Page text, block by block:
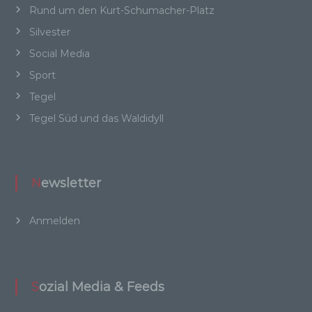
Rund um den Kurt-Schumacher-Platz
Silvester
Social Media
Sport
Tegel
Tegel Süd und das Waldidyll
Newsletter
Anmelden
Sozial Media & Feeds
besonderen Merkmalen, die Ausdruck der
psychischen, wirtschaftlichen, kulturellen oder
sozialen Identität dieser natürlichen Person
personenbezogene Daten von dem für die
werden.
c) Verarbeitung